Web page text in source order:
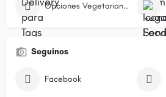
Opciones Vegetarianas
Seguinos
Facebook